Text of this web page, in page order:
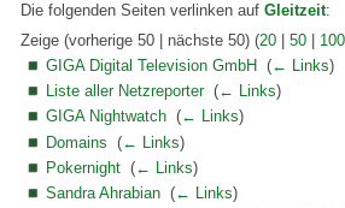
Die folgenden Seiten verlinken auf Gleitzeit:
Zeige (vorherige 50 | nächste 50) (20 50 100
GIGA Digital Television GmbH ‎(← Links)
Liste aller Netzreporter‎(← Links)
GIGA Nightwatch ‎(← Links)
Domains ‎(← Links)
Pokernight ‎(← Links)
Sandra Ahrabian ‎(← Links)